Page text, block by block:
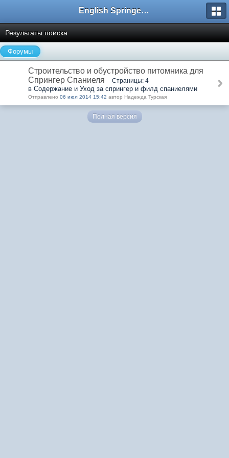
English Springer Spaniel Club
Результаты поиска
Форумы
Строительство и обустройство питомника для
Спрингер Спаниеля
Страницы: 4
в Содержание и Уход за спрингер и филд спаниелями
Отправлено 06 июл 2014 15:42 автор Надежда Турская
Полная версия